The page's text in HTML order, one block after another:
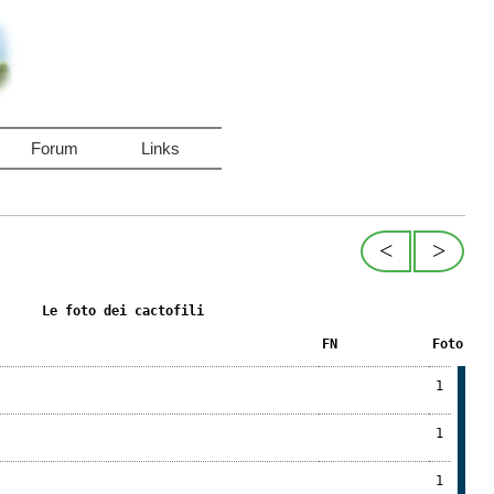
Forum Links
>
<
Le foto dei cactofili
FN Foto
1
1
1